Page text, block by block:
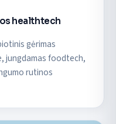
healthtech
gėrimas
jungdamas foodtech,
rutinos